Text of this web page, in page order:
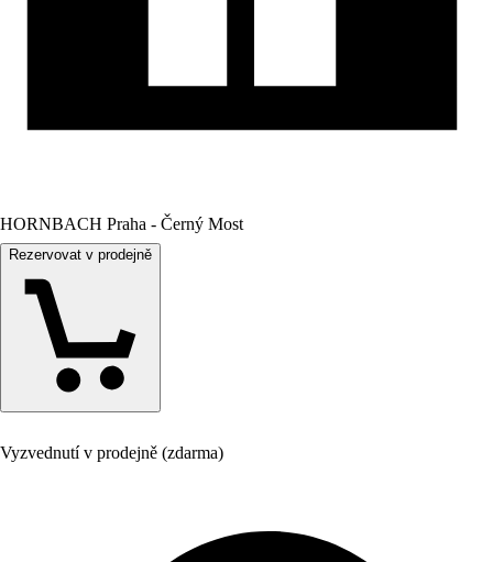
HORNBACH Praha - Černý Most
Rezervovat v prodejně
Vyzvednutí v prodejně (zdarma)